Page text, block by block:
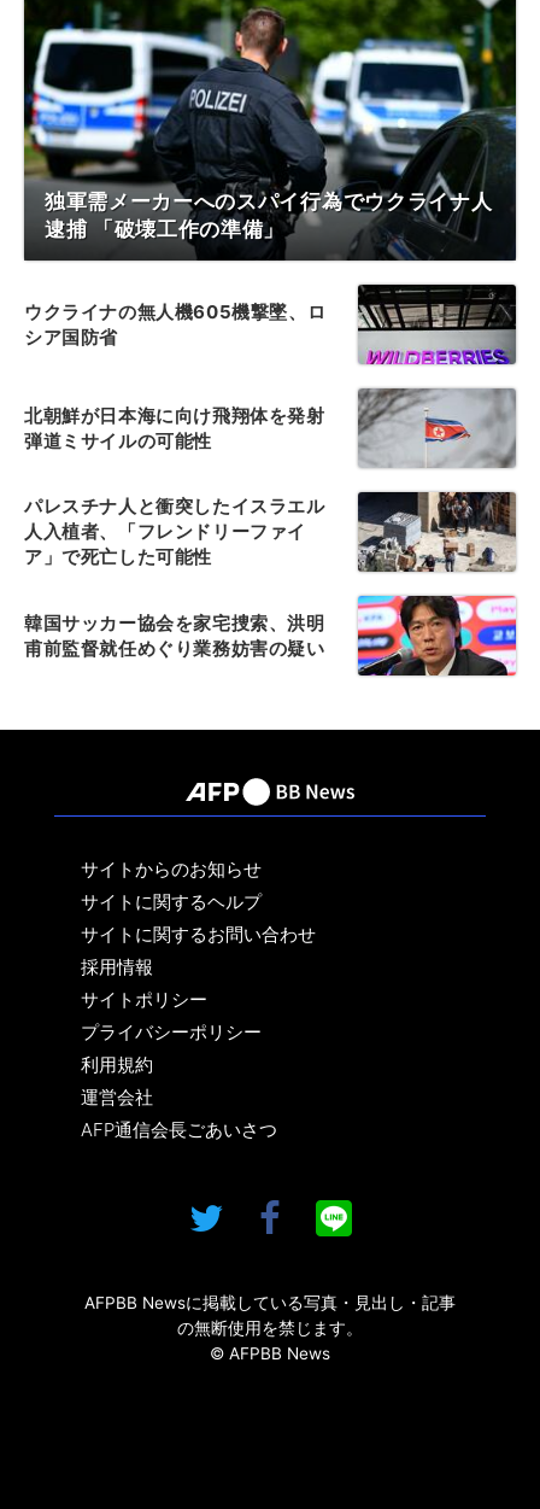
独軍需メーカーへのスパイ行為でウクライナ人
逮捕 「破壊工作の準備」
ウクライナの無人機605機撃墜、ロ
シア国防省
北朝鮮が日本海に向け飛翔体を発射
弾道ミサイルの可能性
パレスチナ人と衝突したイスラエル
人入植者、「フレンドリーファイ
ア」で死亡した可能性
韓国サッカー協会を家宅捜索、洪明
甫前監督就任めぐり業務妨害の疑い
サイトからのお知らせ
サイトに関するヘルプ
サイトに関するお問い合わせ
採用情報
サイトポリシー
プライバシーポリシー
利用規約
運営会社
AFP通信会長ごあいさつ
AFPBB Newsに掲載している写真・見出し・記事
の無断使用を禁じます。
© AFPBB News